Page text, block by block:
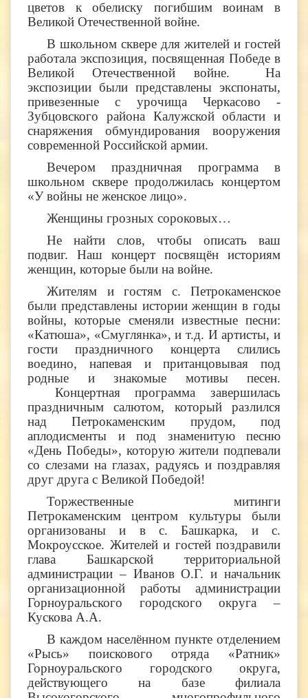
цветов к обелиску погибшим воинам в
Великой Отечественной войне.
В школьном сквере для жителей и гостей
работала экспозиция, посвященная Победе в
Великой Отечественной войне. На
экспозиции были представлены экспонаты,
привезенные с урочища Черкасово -
Зубцовского района Калужской области и
снаряжения обмундирования вооружения
современной Российской армии.
Вечером праздничная программа в
школьном сквере продолжилась концертом
«У войны не женское лицо».
Женщины грозных сороковых…
Не найти слов, чтобы описать ваш
подвиг. Наш концерт посвящён историям
женщин, которые были на войне.
Жителям и гостям с. Петрокаменское
были представлены истории женщин в годы
войны, которые сменяли известные песни:
«Катюша», «Смуглянка», и т.д. И артисты, и
гости праздничного концерта слились
воедино, напевая и пританцовывая под
родные и знакомые мотивы песен.
Концертная программа завершилась
праздничным салютом, который разлился
над Петрокаменским прудом, под
аплодисменты и под знаменитую песню
«День Победы», которую жители подпевали
со слезами на глазах, радуясь и поздравляя
друг друга с Великой Победой!
Торжественные митинги
Петрокаменским центром культуры были
организованы и в с. Башкарка, и с.
Мокроусское. Жителей и гостей поздравили
глава Башкарской территориальной
администрации – Иванов О.Г. и начальник
организационной работы администрации
Горноуральского городского округа –
Кускова А.А.
В каждом населённом пункте отделением
«Рысь» поискового отряда «Ратник»
Горноуральского городского округа,
действующего на базе филиала